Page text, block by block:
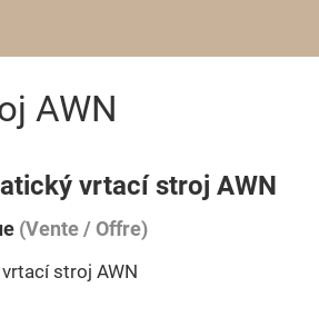
AWN
vrtací stroj AWN
(Vente / Offre)
stroj AWN